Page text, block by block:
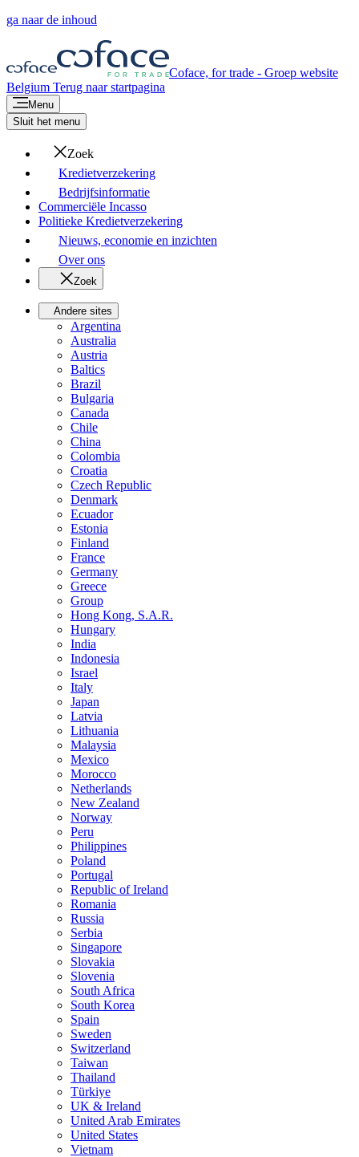
ga naar de inhoud
Coface, for trade - Groep website
Belgium Terug naar startpagina
Menu
Sluit het menu
Zoek
Kredietverzekering
Bedrijfsinformatie
Commerciële Incasso
Politieke Kredietverzekering
Nieuws, economie en inzichten
Over ons
Zoek
Andere sites
Argentina
Australia
Austria
Baltics
Brazil
Bulgaria
Canada
Chile
China
Colombia
Croatia
Czech Republic
Denmark
Ecuador
Estonia
Finland
France
Germany
Greece
Group
Hong Kong, S.A.R.
Hungary
India
Indonesia
Israel
Italy
Japan
Latvia
Lithuania
Malaysia
Mexico
Morocco
Netherlands
New Zealand
Norway
Peru
Philippines
Poland
Portugal
Republic of Ireland
Romania
Russia
Serbia
Singapore
Slovakia
Slovenia
South Africa
South Korea
Spain
Sweden
Switzerland
Taiwan
Thailand
Türkiye
UK & Ireland
United Arab Emirates
United States
Vietnam